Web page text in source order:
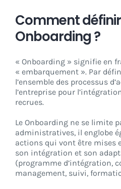
Comment
Onboarding ?
« Onboarding » signifie en
« embarquement ». Par
l’ensemble des processus
l’entreprise pour
recrues.
Le Onboarding ne se limite
administratives, il englobe
actions qui vont être mises
son intégration et son
(programme d’intégration,
management, suivi,